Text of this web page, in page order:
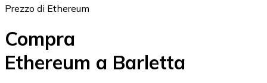
Prezzo di Ethereum
Compra
Ethereum a Barletta